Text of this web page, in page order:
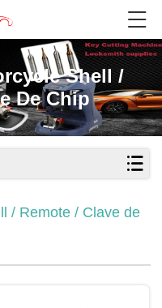
Shell /
De Chip
/ Remote / Clave de